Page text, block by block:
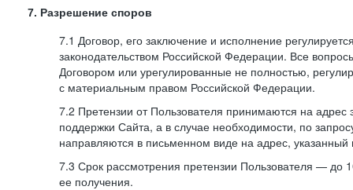
7. Разрешение споров
7.1 Договор, его заключение и исполнение
законодательством Российской Федерации. Все
Договором или урегулированные не полностью,
с материальным правом Российской Федерации.
7.2 Претензии от Пользователя принимаются на
поддержки Сайта, а в случае необходимости, по
направляются в письменном виде на адрес,
7.3 Срок рассмотрения претензии Пользователя — до
ее получения.